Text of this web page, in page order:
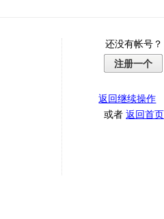
还没有帐号？
注册一个
返回继续操作
或者返回首页